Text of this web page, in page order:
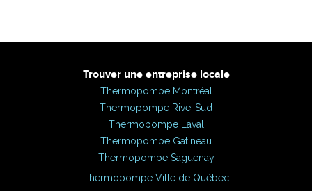
Trouver une entreprise locale
Thermopompe Montréal
Thermopompe Rive-Sud
Thermopompe Laval
Thermopompe Gatineau
Thermopompe Saguenay
Thermopompe Ville de Québec